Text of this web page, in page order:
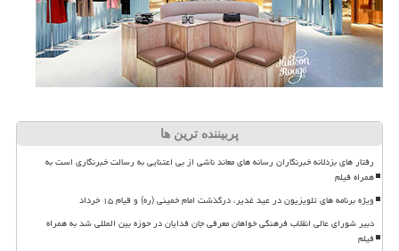
پربیننده ترین ها
رفتار های بزدلانه خبرنگاران رسانه های معاند ناشی از بی اعتنایی به رسالت خبرنگاری است به
همراه فیلم
ویژه برنامه های تلویزیون در عید غدیر، درگذشت امام خمینی (ره) و قیام ۱۵ خرداد
دبیر شورای عالی انقلاب فرهنگی خواهان معرفی جان فدایان در حوزه بین المللی شد به همراه
فیلم